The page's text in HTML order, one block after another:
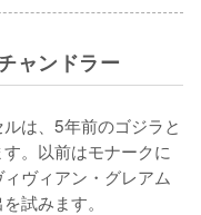
ャンドラー
は、5年前のゴジラと
。以前はモナークに
ヴィアン・グレアム
試みます。